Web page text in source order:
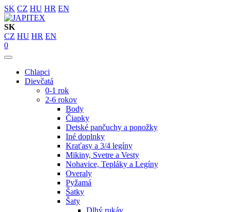
SK CZ HU HR EN
SK
CZ HU HR EN
0
Chlapci
Dievčatá
0-1 rok
2-6 rokov
Body
Čiapky
Detské pančuchy a ponožky
Iné doplnky
Kraťasy a 3/4 legíny
Mikiny, Svetre a Vesty
Nohavice, Tepláky a Legíny
Overaly
Pyžamá
Šatky
Šaty
Dlhý rukáv